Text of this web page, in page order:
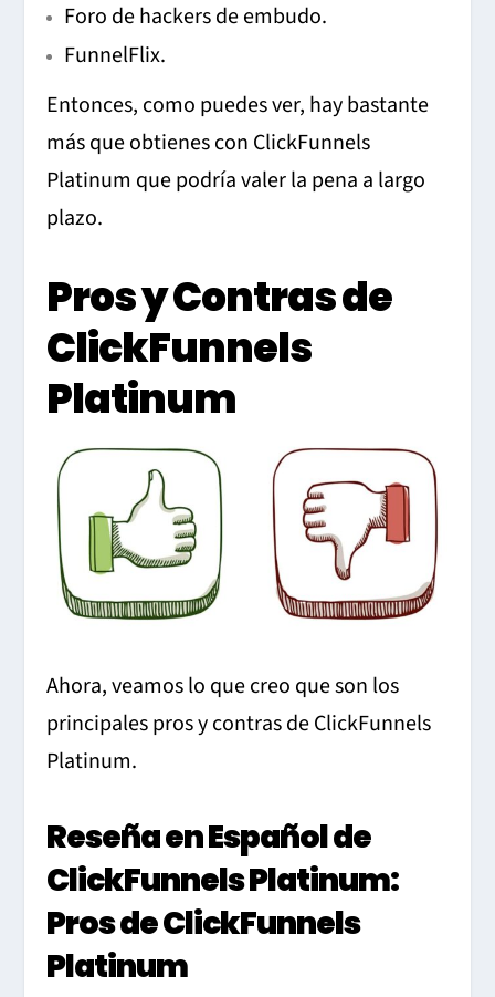
Foro de hackers de embudo.
FunnelFlix.
Entonces, como puedes ver, hay bastante
más que obtienes con ClickFunnels
Platinum que podría valer la pena a largo
plazo.
Pros y Contras de
ClickFunnels
Platinum
Ahora, veamos lo que creo que son los
principales pros y contras de ClickFunnels
Platinum.
Reseña en Español de
ClickFunnels Platinum:
Pros de ClickFunnels
Platinum